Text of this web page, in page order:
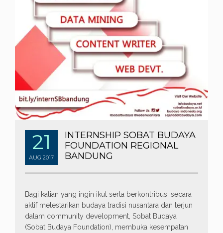
21
AUG 2017
INTERNSHIP SOBAT BUDAYA
FOUNDATION REGIONAL
BANDUNG
Bagi kalian yang ingin ikut serta berkontribusi secara
aktif melestarikan budaya tradisi nusantara dan terjun
dalam community development, Sobat Budaya
(Sobat Budaya Foundation), membuka kesempatan